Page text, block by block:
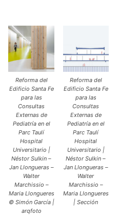
Reforma del
Edificio Santa Fe
para las
Consultas
Externas de
Pediatría en el
Parc Taulí
Hospital
Universitario |
Néstor Sulkin –
Jan Llongueras –
Walter
Marchissio –
Maria Llongueres
© Simón García |
arqfoto
Reforma del
Edificio Santa Fe
para las
Consultas
Externas de
Pediatría en el
Parc Taulí
Hospital
Universitario |
Néstor Sulkin –
Jan Llongueras –
Walter
Marchissio –
Maria Llongueres
| Sección